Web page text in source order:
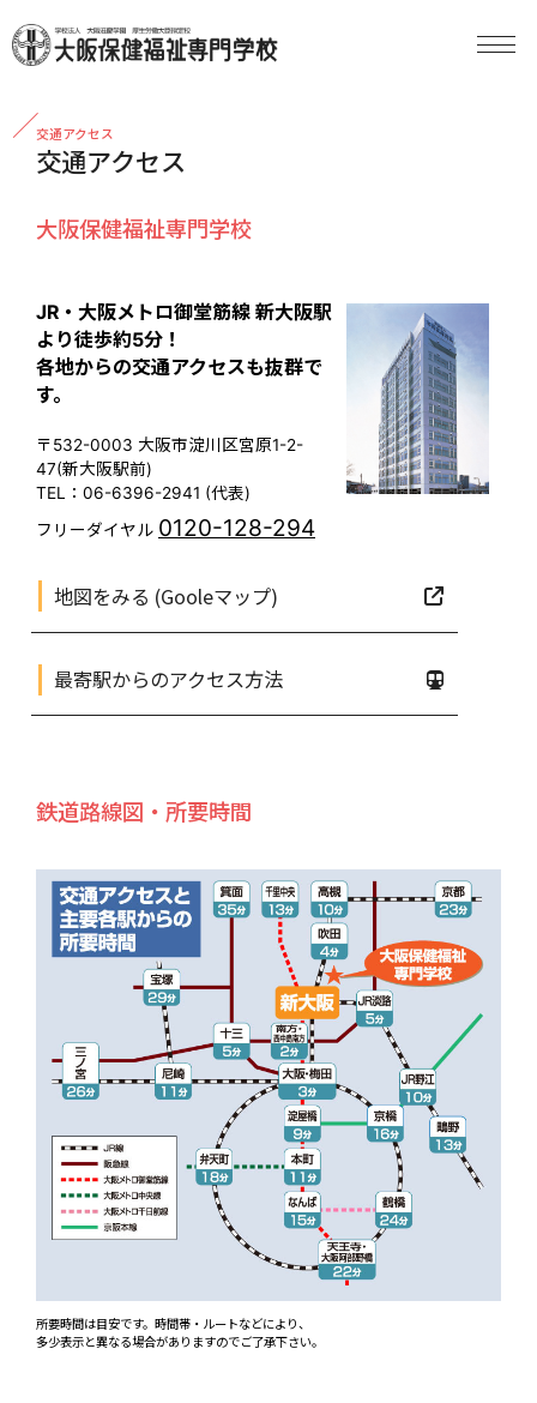
交通アクセス
交通アクセス
大阪保健福祉専門学校
JR・大阪メトロ御堂筋線 新大阪駅
より徒歩約5分！
各地からの交通アクセスも抜群で
す。
〒532-0003 大阪市淀川区宮原1-2-
47(新大阪駅前)
TEL：06-6396-2941 (代表)
フリーダイヤル 0120-128-294
地図をみる (Gooleマップ)
最寄駅からのアクセス方法
鉄道路線図・所要時間
所要時間は目安です。時間帯・ルートなどにより、
多少表示と異なる場合がありますのでご了承下さい。